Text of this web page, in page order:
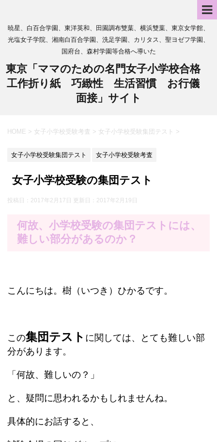
暁星、白百合学園、東洋英和、田園調布雙葉、横浜雙葉、東京女学館、
光塩女子学院、湘南白百合学園、洗足学園、カリタス、聖ヨゼフ学園、
国府台、森村学園等合格へ導いた
東京「ママのための名門女子小学校合格
工作折り紙 巧緻性 生活習慣 お行儀
面接」サイト
HOME > 女子小学校受験考査 > 女子小学校受験集団テスト >
女子小学校受験集団テスト 女子小学校受験考査
女子小学校受験の集団テスト
投稿日：2017年2月17日 更新日： 2017年2月19日
何故、小学校受験の集団テストには、
難しい部分があるのか？
こんにちは。樹（いつき）ひかるです。
この集団テスト に関しては、とても難しい部
分があります。
「何故、難しいの？」
と、疑問に思われるかもしれませんね。
具体的にお話すると、